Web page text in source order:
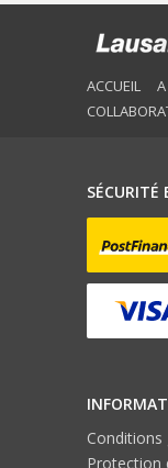
ACCUEIL
SÉCURITÉ
Conditions
Protection